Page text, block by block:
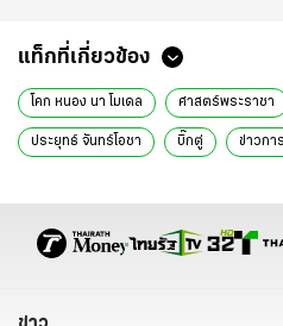
แท็กที่เกี่ยวข้อง
โคก หนอง นา โมเดล ศาสตร์พระราชา
ประยุทธ์ จันทร์โอชา บิ๊กตู่ ข่าวกา